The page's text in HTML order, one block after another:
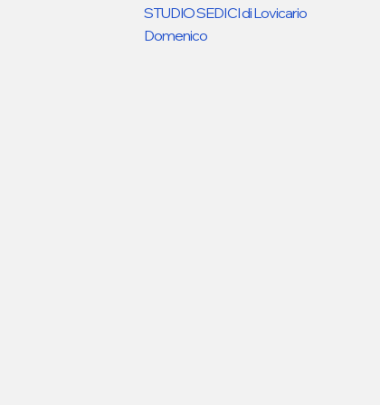
STUDIO SEDICI di Lovicario
Domenico